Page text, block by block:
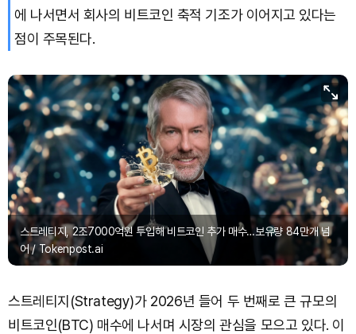
에 나서면서 회사의 비트코인 축적 기조가 이어지고 있다는
점이 주목된다.
스트레티지, 2조7000억원 투입해 비트코인 추가 매수…보유량 84만개 넘
어 / Tokenpost.ai
스트레티지(Strategy)가 2026년 들어 두 번째로 큰 규모의
비트코인(BTC) 매수에 나서며 시장의 관심을 모으고 있다. 이